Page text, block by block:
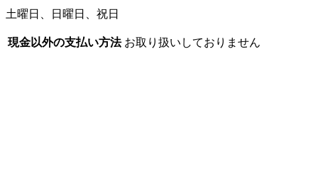
土曜日、日曜日、祝日
現金以外の支払い方法 お取り扱いしておりません